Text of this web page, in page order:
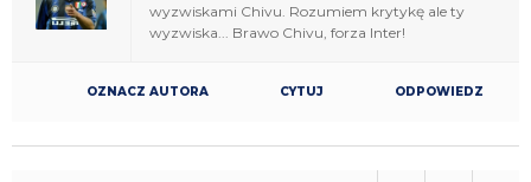
wyzwiskami Chivu. Rozumiem krytykę ale ty
wyzwiska... Brawo Chivu, forza Inter!
OZNACZ AUTORA CYTUJ ODPOWIEDZ